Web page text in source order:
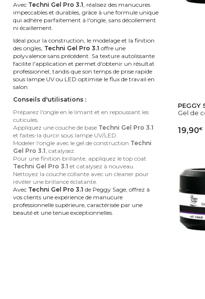
PEGGY
Gel de
19,90€
Avec Techni Gel Pro 3.1 , réalisez des manucures
impeccables et durables, grâce à une formule unique
qui adhère parfaitement à l'ongle, sans décollement
ni écaillement.
Idéal pour la construction, le modelage et la finition
des ongles, Techni Gel Pro 3.1 offre une
polyvalence sans précédent. Sa texture autolissante
facilite l'application et permet d'obtenir un résultat
professionnel, tandis que son temps de prise rapide
sous lampe UV ou LED optimise le flux de travail en
salon.
Conseils d'utilisations :
Préparez l'ongle en le limant et en repoussant les
cuticules.
Appliquez une couche de base Techni Gel Pro 3.1
et faites-la durcir sous lampe UV/LED.
Modeler l'ongle avec le gel de construction Techni
Gel Pro 3.1 , catalysez.
Pour une finition brillante, appliquez le top coat
Techni Gel Pro 3.1 et catalysez à nouveau.
Nettoyez la couche collante avec un cleaner pour
révéler une brillance éclatante.
Avec Techni Gel Pro 3.1 de Peggy Sage, offrez à
vos clients une expérience de manucure
professionnelle supérieure, caractérisée par une
beauté et une tenue exceptionnelles.